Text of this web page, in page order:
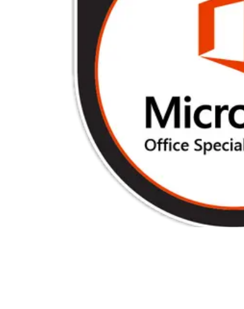
Ec-Council
Autodesk
ESB
ITS
Intuit